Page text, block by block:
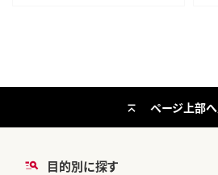
目的別に探す
ページ上部